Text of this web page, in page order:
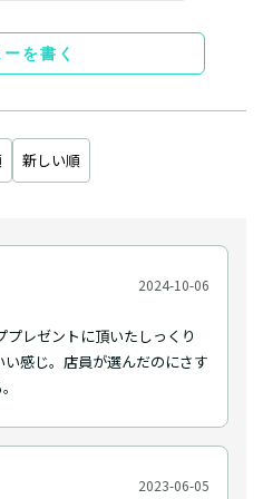
を書く
新しい順
2024-10-06
レゼントに頂いたしっくり
感じ。店員が選んだのにさす
2023-06-05